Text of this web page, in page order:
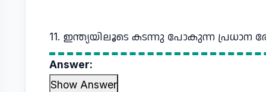
11. ഇന്ത്യയിലൂടെ കടന്നു പോകുന്ന പ്രധാന
Answer:
Show Answer